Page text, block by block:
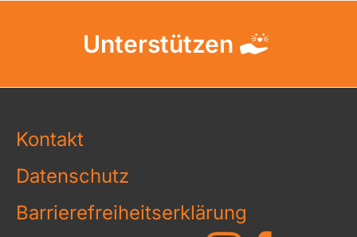
Unterstützen
Kontakt
Datenschutz
Barrierefreiheitserklärung